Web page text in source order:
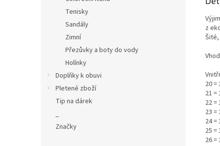
Tenisky
Sandály
Zimní
Přezůvky a boty do vody
Holínky
Doplňky k obuvi
Pletené zboží
Tip na dárek
_
Značky
z
20 =
21 =
22 =
23 =
24 =
25 =
26 =